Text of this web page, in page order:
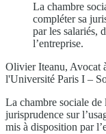
La chambre
compléter sa
par les salariés,
l’entreprise.
Olivier Iteanu, Avocat
l'Université Paris I –
La chambre sociale de
jurisprudence sur
mis à disposition par